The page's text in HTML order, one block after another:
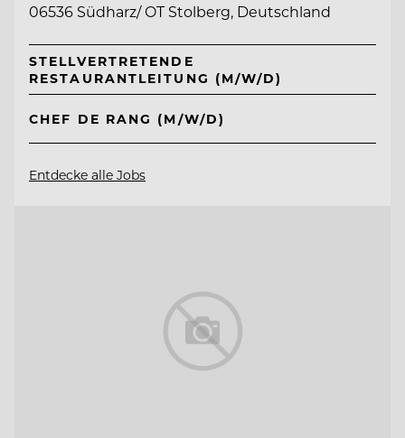
06536 Südharz/ OT Stolberg, Deutschland
STELLVERTRETENDE
RESTAURANTLEITUNG (M/W/D)
CHEF DE RANG (M/W/D)
Entdecke alle Jobs